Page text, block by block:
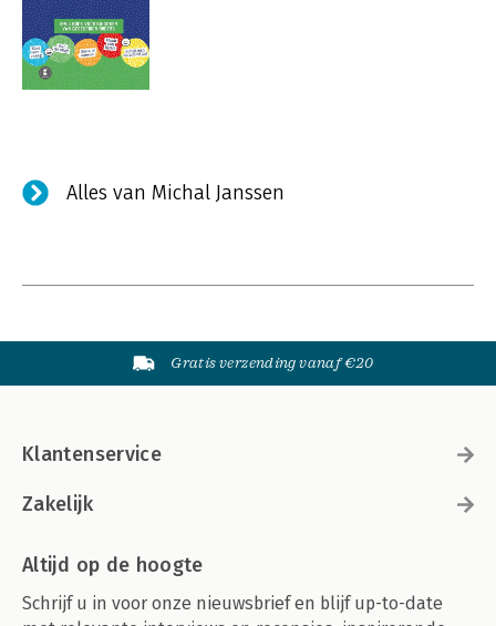
Alles van Michal Janssen
Gratis verzending vanaf €20
Klantenservice
Zakelijk
Altijd op de hoogte
Schrijf u in voor onze nieuwsbrief en blijf up-to-date